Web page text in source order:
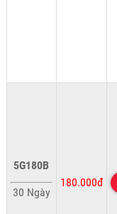
5G180B
30 Ngày
180.000đ